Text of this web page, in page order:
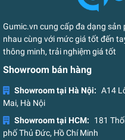
Gumic.vn cung cấp đa dạng
nhau cùng với mức giá tốt đến
thông minh, trải nghiệm giá tốt
Showroom bán hàng
Showroom tại Hà Nội: A14
Mai, Hà Nội
Showroom tại HCM:
181
phố Thủ Đức, Hồ Chí Minh